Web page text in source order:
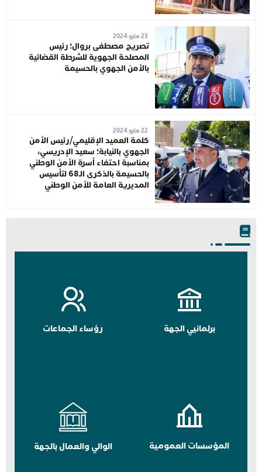
تصريح مصطفى بروال؛ رئيس
المصلحة الجهوية للشرطة القضائية
بالأمن الجهوي بالحسيمة
22 مايو 2024
كلمة العميد الإقليمي/رئيس الأمن
الجهوي بالنيابة؛ سعيد الإدريسي،
بمناسبة احتفاء أسرة الأمن الوطني
بالحسيمة بالذكرى الـ68 لتأسيس
المديرية العامة للأمن الوطني
برلمانيي الجهة رؤساء الجماعات
المؤسسات العمومية الوالي والعمال بالجهة